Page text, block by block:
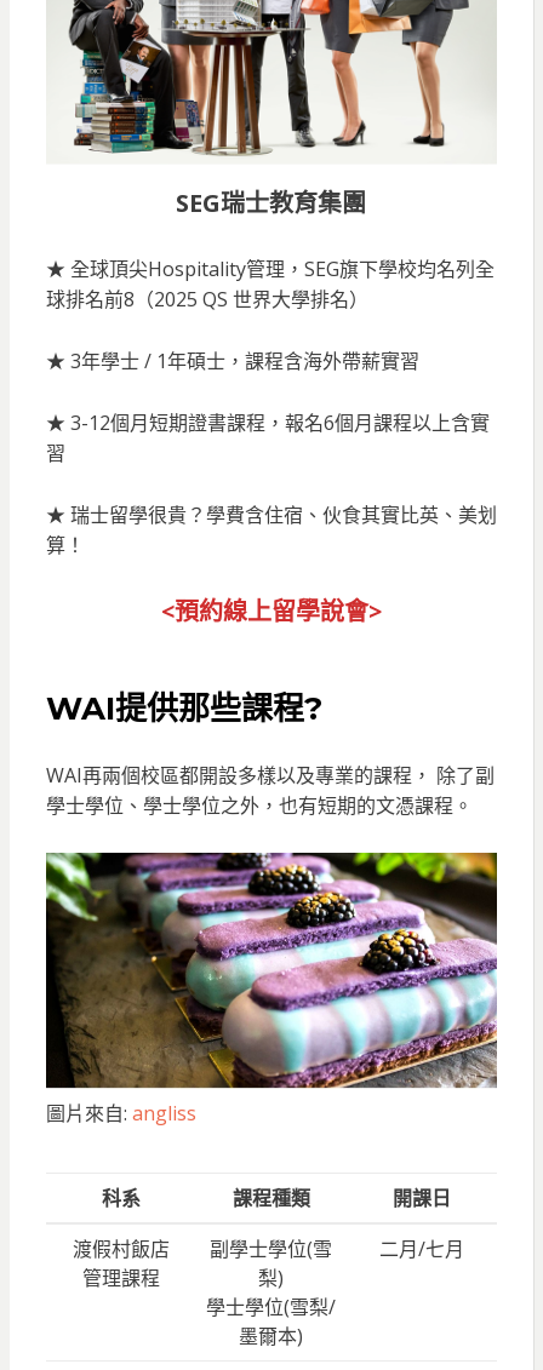
SEG瑞士教育集團
★ 全球頂尖Hospitality管理，SEG旗下學校均名列全
球排名前8（2025 QS 世界大學排名）
★ 3年學士 / 1年碩士，課程含海外帶薪實習
★ 3-12個月短期證書課程，報名6個月課程以上含實
習
★ 瑞士留學很貴？學費含住宿、伙食其實比英、美划
算！
<預約線上留學說會>
WAI提供那些課程?
WAI再兩個校區都開設多樣以及專業的課程， 除了副
學士學位、學士學位之外，也有短期的文憑課程。
圖片來自: angliss
科系 課程種類
開課日
渡假村飯店
管理課程
副學士學位(雪
梨)
學士學位(雪梨/
墨爾本)
二月/七月